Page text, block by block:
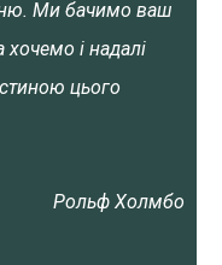
Ми бачимо ваш
хочемо і надалі
цього
Рольф Холмбо